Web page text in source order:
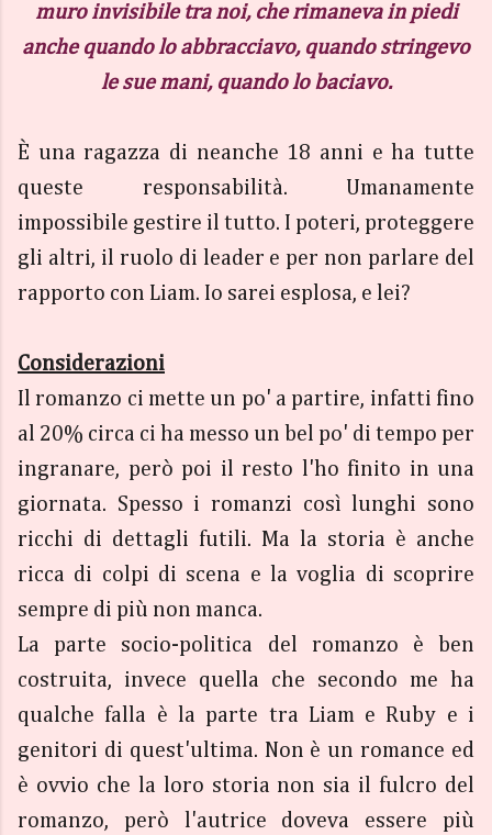
muro invisibile tra noi, che rimaneva in piedi
anche quando lo abbracciavo, quando stringevo
le sue mani, quando lo baciavo.
È una ragazza di neanche 18 anni e ha tutte
queste responsabilità. Umanamente
impossibile gestire il tutto. I poteri, proteggere
gli altri, il ruolo di leader e per non parlare del
rapporto con Liam. Io sarei esplosa, e lei?
Considerazioni
Il romanzo ci mette un po' a partire, infatti fino
al 20% circa ci ha messo un bel po' di tempo per
ingranare, però poi il resto l'ho finito in una
giornata. Spesso i romanzi così lunghi sono
ricchi di dettagli futili. Ma la storia è anche
ricca di colpi di scena e la voglia di scoprire
sempre di più non manca.
La parte socio-politica del romanzo è ben
costruita, invece quella che secondo me ha
qualche falla è la parte tra Liam e Ruby e i
genitori di quest'ultima. Non è un romance ed
è ovvio che la loro storia non sia il fulcro del
romanzo, però l'autrice doveva essere più